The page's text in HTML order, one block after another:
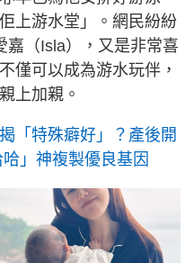
上游水堂」。網民紛紛
嘉（Isla），又是非常喜
僅可以成為游水玩伴，
上加親。
「特殊癖好」？產後開
」神複製優良基因